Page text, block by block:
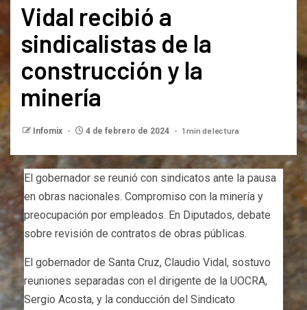
Vidal recibió a
sindicalistas de la
construcción y la
minería
Infomix 4 de febrero de 2024 1 min de lectura
El gobernador se reunió con sindicatos ante la pausa
en obras nacionales. Compromiso con la minería y
preocupación por empleados. En Diputados, debate
sobre revisión de contratos de obras públicas.
El gobernador de Santa Cruz, Claudio Vidal, sostuvo
reuniones separadas con el dirigente de la UOCRA,
Sergio Acosta, y la conducción del Sindicato